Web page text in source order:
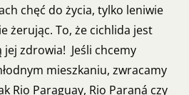
chęć do życia, tylko leniwie
żerując. To, że cichlida jest
jej zdrowia! Jeśli chcemy
mieszkaniu, zwracamy
Rio Paraguay, Rio Paraná czy